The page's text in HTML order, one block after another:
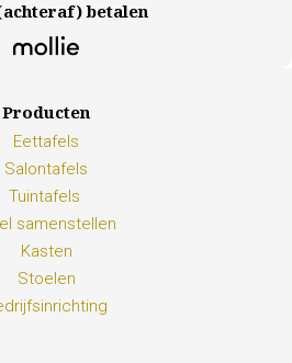
betalen
Producten
Eettafels
Salontafels
Tuintafels
samenstellen
Kasten
Stoelen